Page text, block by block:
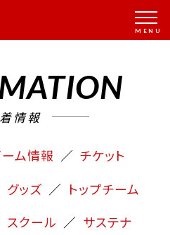
情報
ム情報
チケット
グッズ
トップチーム
スクール
サステナ